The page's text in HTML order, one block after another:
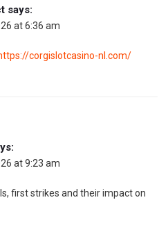
says:
at 6:36 am
corgislotcasino-nl.com/
at 9:23 am
first strikes and their impact on